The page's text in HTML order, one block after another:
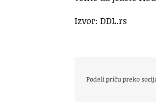
Izvor: DDL.rs
Podeli priču preko